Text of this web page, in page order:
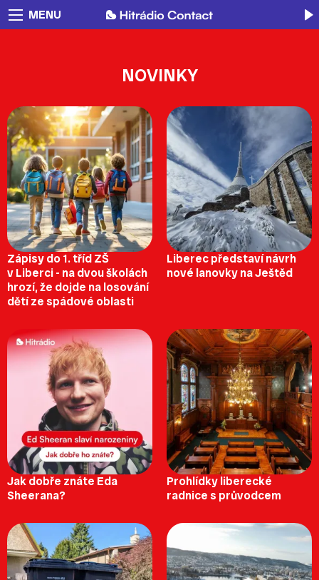
MENU
NOVINKY
Zápisy do 1. tříd ZŠ
v Liberci - na dvou školách
hrozí, že dojde na losování
dětí ze spádové oblasti
Liberec představí návrh
nové lanovky na Ještěd
Jak dobře znáte Eda
Sheerana?
Prohlídky liberecké
radnice s průvodcem